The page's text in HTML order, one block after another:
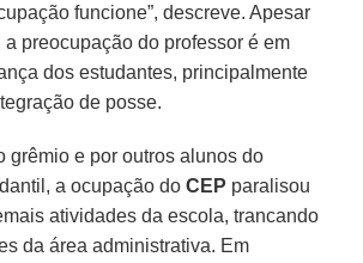
funcione”, descreve. Apesar
preocupação do professor é em
dos estudantes, principalmente
de posse.
grêmio e por outros alunos do
a ocupação doCEP paralisou
atividades da escola, trancando
da área administrativa. Em